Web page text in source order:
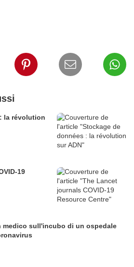
la révolution
19
medico sull'incubo di un ospedale